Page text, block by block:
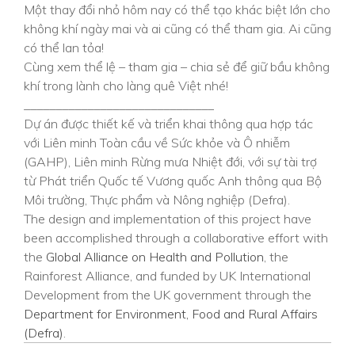
Một thay đổi nhỏ hôm nay có thể tạo khác biệt lớn cho
không khí ngày mai và ai cũng có thể tham gia. Ai cũng
có thể lan tỏa!
Cùng xem thể lệ – tham gia – chia sẻ để giữ bầu không
khí trong lành cho làng quê Việt nhé!
Dự án được thiết kế và triển khai thông qua hợp tác
với Liên minh Toàn cầu về Sức khỏe và Ô nhiễm
(GAHP), Liên minh Rừng mưa Nhiệt đới, với sự tài trợ
từ Phát triển Quốc tế Vương quốc Anh thông qua Bộ
Môi trường, Thực phẩm và Nông nghiệp (Defra).
The design and implementation of this project have
been accomplished through a collaborative effort with
the Global Alliance on Health and Pollution , the
Rainforest Alliance, and funded by UK International
Development from the UK government through the
Department for Environment, Food and Rural Affairs
(Defra)